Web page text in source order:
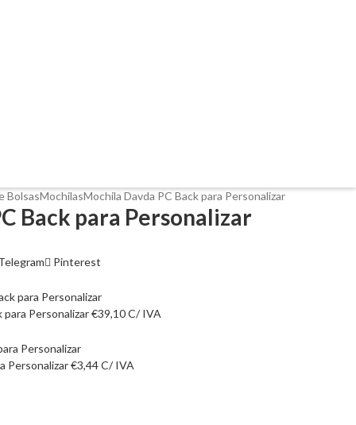
BolsasMochilasMochila Davda PC Back para Personalizar
Back para Personalizar
Pinterest
Personalizar€39,10C/ IVA
Personalizar€3,44C/ IVA